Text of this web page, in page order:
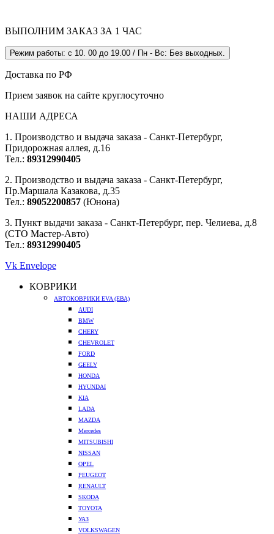
ВЫПОЛНИМ ЗАКАЗ ЗА 1 ЧАС
Режим работы: с 10. 00 до 19.00 / Пн - Вс: Без выходных.
Доставка по РФ
Прием заявок на сайте круглосуточно
НАШИ АДРЕСА
1. Производство и выдача заказа - Санкт-Петербург,
Придорожная аллея, д.16
Тел.: 89312990405
2. Производство и выдача заказа - Санкт-Петербург,
Пр.Маршала Казакова, д.35
Тел.: 89052200857 (Юнона)
3. Пункт выдачи заказа - Санкт-Петербург, пер. Челиева, д.8
(СТО Мастер-Авто)
Тел.: 89312990405
Vk Envelope
КОВРИКИ
АВТОКОВРИКИ EVA (ЕВА)
AUDI
BMW
CHERY
CHEVROLET
FORD
GEELY
HONDA
HYUNDAI
KIA
LADA
MAZDA
Mercedes
MITSUBISHI
NISSAN
OPEL
PEUGEOT
RENAULT
SKODA
TOYOTA
УАЗ
VOLKSWAGEN